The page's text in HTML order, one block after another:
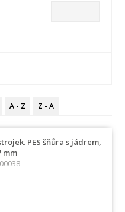
A - Z Z - A
PES šňůra s jádrem,
mm